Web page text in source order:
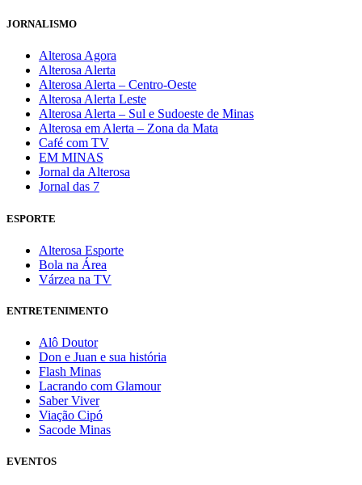
JORNALISMO
Alterosa Agora
Alterosa Alerta
Alterosa Alerta – Centro-Oeste
Alterosa Alerta Leste
Alterosa Alerta – Sul e Sudoeste de Minas
Alterosa em Alerta – Zona da Mata
Café com TV
EM MINAS
Jornal da Alterosa
Jornal das 7
ESPORTE
Alterosa Esporte
Bola na Área
Várzea na TV
ENTRETENIMENTO
Alô Doutor
Don e Juan e sua história
Flash Minas
Lacrando com Glamour
Saber Viver
Viação Cipó
Sacode Minas
EVENTOS